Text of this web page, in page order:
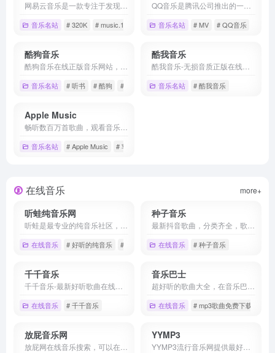
音乐名站 # 320K # music.163.com # 分享音乐
音乐名站 # MV # QQ音乐
酷狗音乐
音乐名站 # 听书 # 酷狗 # 酷狗音乐
酷我音乐
音乐名站 # 酷我音乐
‎Apple Music
音乐名站 # ‎Apple Music # 苹果音乐
在线音乐 more+
听蛙纯音乐网
在线音乐 # 好听的纯音乐 # 好听的轻音乐 # 好听的钢琴曲
种子音乐
在线音乐 # 种子音乐
千千音乐
在线音乐 # 千千音乐
音乐巴士
在线音乐 # mp3歌曲免费下载
放屁音乐网 YYMP3